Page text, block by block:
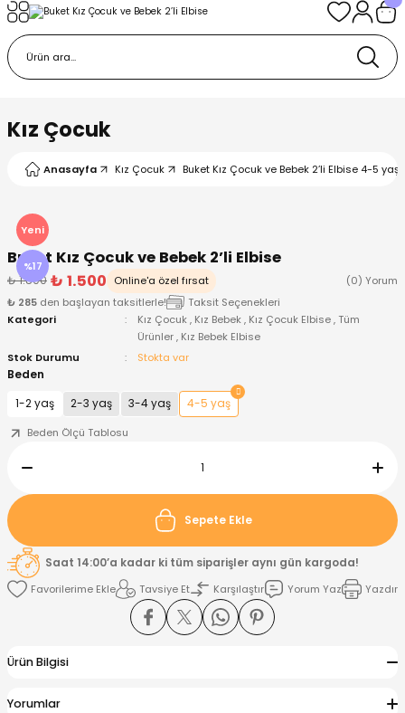
Kız Çocuk
Anasayfa Kız Çocuk Buket Kız Çocuk ve Bebek 2’li Elbise 4-5 yaş
Yeni
%17
Buket Kız Çocuk ve Bebek 2’li Elbise
₺ 1.800 ₺ 1.500 Online'a özel fırsat
(0) Yorum
₺ 285 den başlayan taksitlerle!
Taksit Seçenekleri
Kategori
Kız Çocuk , Kız Bebek , Kız Çocuk Elbise ,Tüm
Ürünler , Kız Bebek Elbise
Stok Durumu
Stokta var
Beden
1-2 yaş
2-3 yaş 3-4 yaş
4-5 yaş
Beden Ölçü Tablosu
Sepete Ekle
Saat 14:00’a kadar ki tüm siparişler aynı gün kargoda!
Tavsiye Et
Karşılaştır Yorum Yaz Yazdır
Ürün Bilgisi
Yorumlar
Takımı
Giyim
Takımı
Shirt
Elbise
Bere ve Eldiven
Body
ve Patik
Çıkışı ve Zıbın Seti
Bere ve Eldiven
Body
ve Patik
Çıkışı ve Zıbın Seti
shirt
Ürünleri